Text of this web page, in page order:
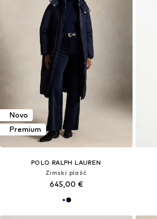
Novo
Premium
POLO RALPH LAUREN
Zimski plašč
645,00 €